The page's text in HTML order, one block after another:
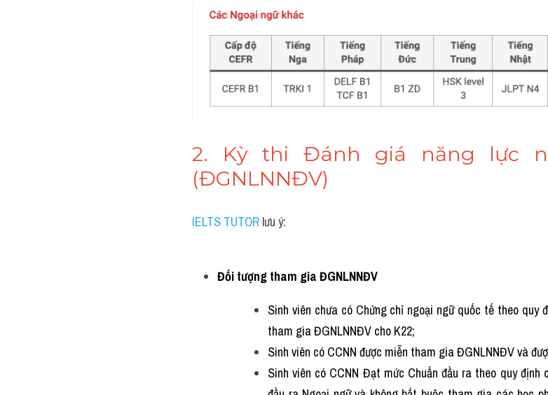
2. Kỳ thi Đánh giá năng lực
(ĐGNLNNĐV)
IELTS TUTOR lưu ý:
Đối tượng tham gia ĐGNLNNĐV
Sinh viên chưa có Chứng chỉ ngoại ngữ quốc tế theo quy
tham gia ĐGNLNNĐV cho K22;
Sinh viên có CCNN được miễn tham gia ĐGNLNNĐV và
Sinh viên có CCNN Đạt mức Chuẩn đầu ra theo quy định